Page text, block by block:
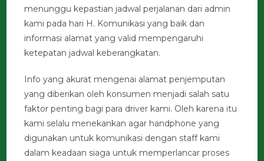
menunggu kepastian jadwal perjalanan dari admin
kami pada hari H. Komunikasi yang baik dan
informasi alamat yang valid mempengaruhi
ketepatan jadwal keberangkatan.
Info yang akurat mengenai alamat penjemputan
yang diberikan oleh konsumen menjadi salah satu
faktor penting bagi para driver kami. Oleh karena itu
kami selalu menekankan agar handphone yang
digunakan untuk komunikasi dengan staff kami
dalam keadaan siaga untuk memperlancar proses